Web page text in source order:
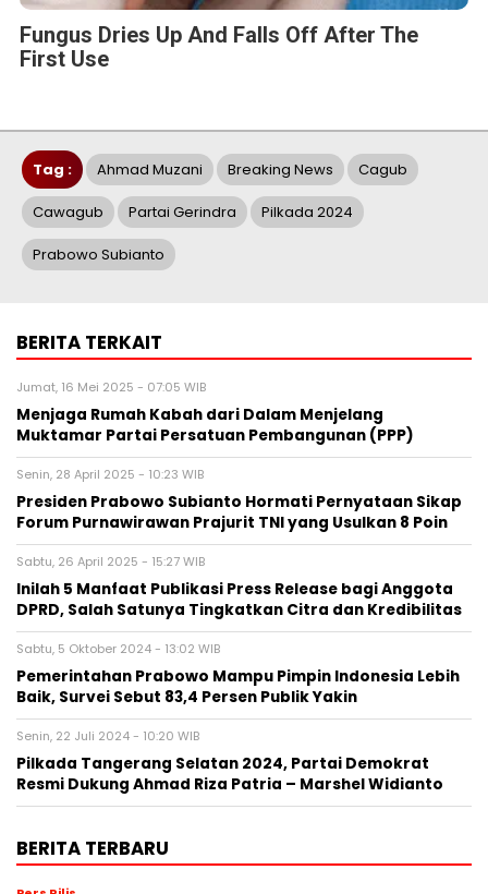
Fungus Dries Up And Falls Off After The
First Use
Tag : Ahmad Muzani Breaking News Cagub
Cawagub Partai Gerindra Pilkada 2024
Prabowo Subianto
BERITA TERKAIT
Jumat, 16 Mei 2025 - 07:05 WIB
Menjaga Rumah Kabah dari Dalam Menjelang
Muktamar Partai Persatuan Pembangunan (PPP)
Senin, 28 April 2025 - 10:23 WIB
Presiden Prabowo Subianto Hormati Pernyataan Sikap
Forum Purnawirawan Prajurit TNI yang Usulkan 8 Poin
Sabtu, 26 April 2025 - 15:27 WIB
Inilah 5 Manfaat Publikasi Press Release bagi Anggota
DPRD, Salah Satunya Tingkatkan Citra dan Kredibilitas
Sabtu, 5 Oktober 2024 - 13:02 WIB
Pemerintahan Prabowo Mampu Pimpin Indonesia Lebih
Baik, Survei Sebut 83,4 Persen Publik Yakin
Senin, 22 Juli 2024 - 10:20 WIB
Pilkada Tangerang Selatan 2024, Partai Demokrat
Resmi Dukung Ahmad Riza Patria – Marshel Widianto
BERITA TERBARU